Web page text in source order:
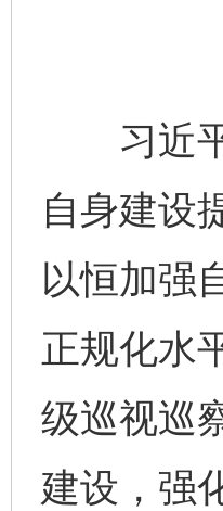
习近平
自身建设
以恒加强
正规化水
级巡视巡
建设，强